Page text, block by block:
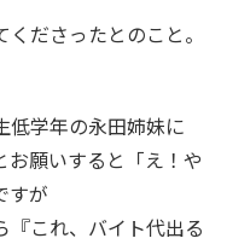
ださったとのこと。
低学年の永田姉妹に
お願いすると「え！や
すが
『これ、バイト代出る